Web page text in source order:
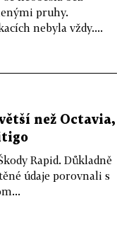
pruhy.
nebyla vždy....
než Octavia,
Rapid. Důkladně
údaje porovnali s